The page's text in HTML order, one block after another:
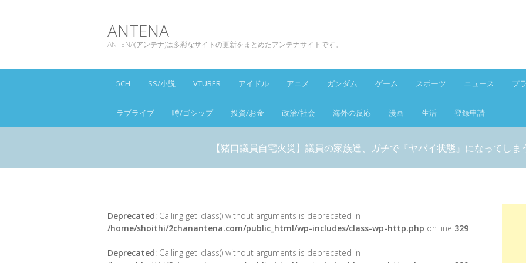
ANTENA
ANTENA(アンテナ)は多彩なサイトの更新をまとめたアンテナサイトです。
5CH SS/小説 VTUBER アイドル アニメ ガンダム ゲーム スポーツ ニュース プ
ラブライブ 噂/ゴシップ 投資/お金 政治/社会 海外の反応 漫画 生活 登録申請
【猪口議員自宅火災】議員の家族達、ガチで『ヤバイ状態』になってしま
Deprecated: Calling get_class() without arguments is deprecated in
/home/shoithi/2chanantena.com/public_html/wp-includes/class-wp-http.php on line 329
Deprecated: Calling get_class() without arguments is deprecated in